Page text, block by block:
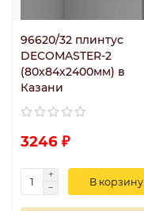
96620/32 плинтус
DECOMASTER-2
(80х84х2400мм) в
Казани
3246 ₽
В корзину